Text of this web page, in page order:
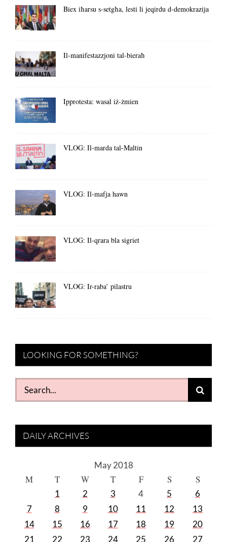
Biex iħarsu s-setgħa, lesti li jeqirdu d-demokrazija
Il-manifestazzjoni tal-bieraħ
Ipprotesta: wasal iż-żmien
VLOG: Il-marda tal-Maltin
VLOG: Il-mafja hawn
VLOG: Il-qrara bla sigriet
VLOG: Ir-raba’ pilastru
LOOKING FOR SOMETHING?
Search
for:
DAILY ARCHIVES
May 2018
M T W T F S S
1 2 3 4 5
6
7
8 9 10 11 12
13
14
15 16 17 18 19
20
21
22 23 24 25 26 27